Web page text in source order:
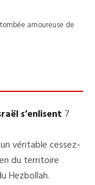
s’enlisent 7
véritable cessez-
du territoire
Hezbollah.